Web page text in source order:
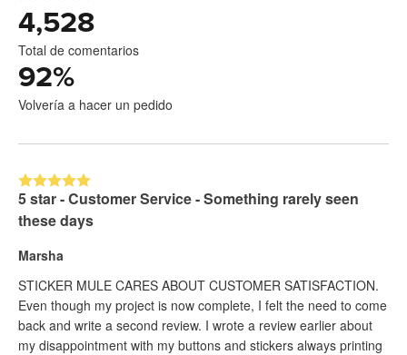
4,528
Total de comentarios
92%
Volvería a hacer un pedido
5 star - Customer Service - Something rarely seen
these days
Marsha
STICKER MULE CARES ABOUT CUSTOMER SATISFACTION.
Even though my project is now complete, I felt the need to come
back and write a second review. I wrote a review earlier about
my disappointment with my buttons and stickers always printing